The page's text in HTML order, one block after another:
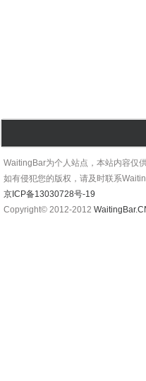
WaitingBar为个人站点，本站内容仅
如有侵犯您的版权，请及时联系
京ICP备13030728号-19
Copyright© 2012-2012